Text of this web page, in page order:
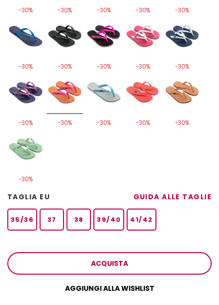
-30% -30% -30% -30% -30%
-30% -30% -30% -30% -30%
-30% -30% -30% -30% -30%
-30%
TAGLIA EU GUIDA ALLE TAGLIE
35/36 37 38 39/40 41/42
ACQUISTA
AGGIUNGI ALLA WISHLIST